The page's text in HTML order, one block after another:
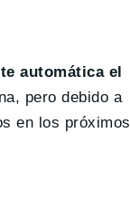
automática el
pero debido a
en los próximos